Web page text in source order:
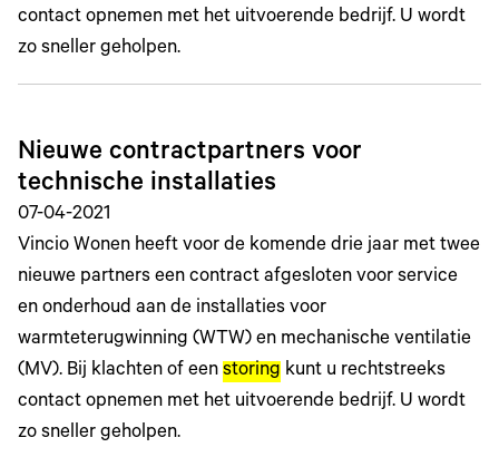
contact opnemen met het uitvoerende bedrijf. U wordt
zo sneller geholpen.
Nieuwe contractpartners voor
technische installaties
07-04-2021
Vincio Wonen heeft voor de komende drie jaar met twee
nieuwe partners een contract afgesloten voor service
en onderhoud aan de installaties voor
warmteterugwinning (WTW) en mechanische ventilatie
(MV). Bij klachten of een storing kunt u rechtstreeks
contact opnemen met het uitvoerende bedrijf. U wordt
zo sneller geholpen.